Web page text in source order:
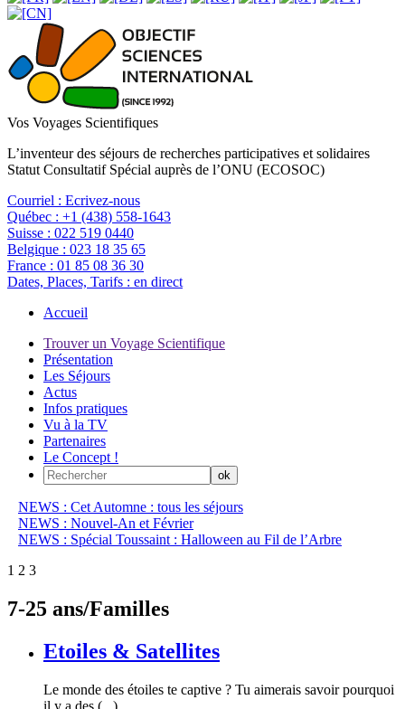
Vos Voyages Scientifiques
L’inventeur des séjours de recherches participatives et solidaires
Statut Consultatif Spécial auprès de l’ONU (ECOSOC)
Courriel : Ecrivez-nous
Québec : +1 (438) 558-1643
Suisse : 022 519 0440
Belgique : 023 18 35 65
France : 01 85 08 36 30
Dates, Places, Tarifs : en direct
Accueil
Trouver un Voyage Scientifique
Présentation
Les Séjours
Actus
Infos pratiques
Vu à la TV
Partenaires
Le Concept !
NEWS : Cet Automne : tous les séjours
NEWS : Nouvel-An et Février
NEWS : Spécial Toussaint : Halloween au Fil de l’Arbre
1 2 3
7-25 ans/Familles
Etoiles & Satellites
Le monde des étoiles te captive ? Tu aimerais savoir pourquoi